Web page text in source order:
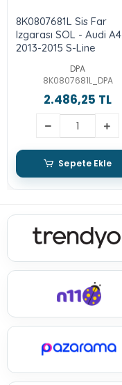
8K0807681L Sis Far
Izgarası SOL - Audi A4
2013-2015 S-Line
DPA
8K0807681L_DPA
2.486,25 TL
Sepete Ekle